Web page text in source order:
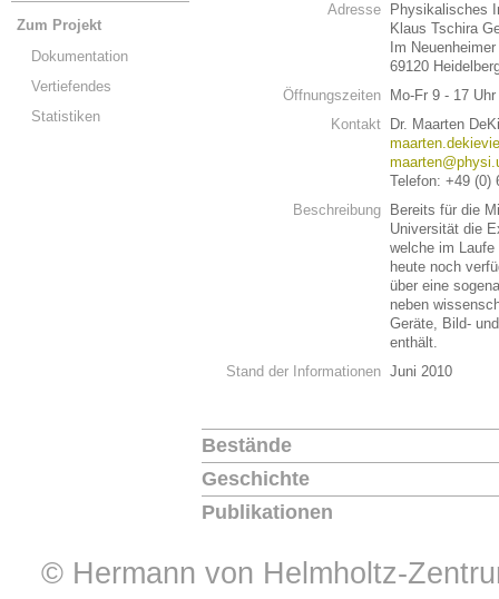
Zum Projekt
Dokumentation
Vertiefendes
Statistiken
Adresse
Physikalisches
Klaus Tschira
Im
69120
Öffnungszeiten
Mo-Fr 9 - 17
Kontakt
Dr. Maarten
Telefon: +49 (0)
Beschreibung
Bereits für die
Universität die
welche im
heute noch
über eine
neben
Geräte, Bild-
enthält.
Stand der Informationen Juni 2010
Bestände
Geschichte
Publikationen
© Hermann von Helmholtz-